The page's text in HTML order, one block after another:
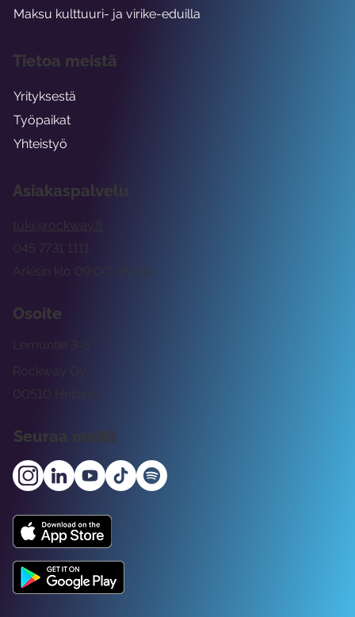
Asiakaspalvelu
tuki@rockway.fi
Arkisin klo 09:00 -15:00
045 7731 1111
Osoite
Rockway Oy
Lemuntie 3-5
00510 Helsinki
Seuraa meitä
Maksu kulttuuri- ja virike-eduilla
Tietoa meistä
Yrityksestä
Työpaikat
Yhteistyö